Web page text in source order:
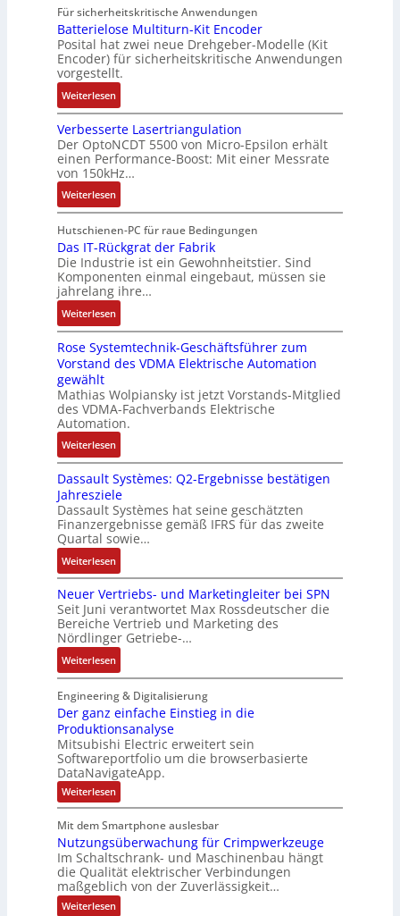
M
L
3
f
ü
r
s
i
c
h
e
r
e
E
n
t
w
i
c
k
l
u
n
g
o
b
o
t
k
,
3
M
i
l
l
i
o
n
e
n
A
r
b
e
i
t
s
k
r
ä
f
t
e
u
t
o
m
a
t
i
o
n
e
x
p
a
n
d
i
e
r
t
f
t
r
a
g
s
e
i
n
g
a
n
g
i
m
M
a
s
c
h
i
n
e
n
-
A
n
l
a
g
e
n
b
a
u
:
P
o
s
i
t
i
v
e
M
o
m
e
n
t
a
Für sicherheitskritische Anwendungen
Batterielose Multiturn-Kit Encoder
Posital hat zwei neue Drehgeber-Modelle (Kit
Encoder) für sicherheitskritische Anwendungen
vorgestellt.
Weiterlesen:
B
a
t
t
e
r
i
e
l
o
s
e
M
u
l
t
t
u
r
n
-
K
i
t
E
n
c
o
d
e
r
Verbesserte Lasertriangulation
Der OptoNCDT 5500 von Micro-Epsilon erhält
einen Performance-Boost: Mit einer Messrate
von 150kHz…
Weiterlesen:
V
e
r
b
e
s
s
e
r
t
L
a
s
e
r
t
r
i
a
n
g
a
t
o
Hutschienen-PC für raue Bedingungen
Das IT-Rückgrat der Fabrik
Die Industrie ist ein Gewohnheitstier. Sind
Komponenten einmal eingebaut, müssen sie
jahrelang ihre…
Weiterlesen:
D
a
s
T
-
R
ü
c
k
g
r
a
t
d
r
F
a
b
k
Rose Systemtechnik-Geschäftsführer zum
Vorstand des VDMA Elektrische Automation
gewählt
Mathias Wolpiansky ist jetzt Vorstands-Mitglied
des VDMA-Fachverbands Elektrische
Automation.
Weiterlesen:
R
o
s
e
S
y
s
t
e
m
t
e
c
h
n
i
k
-
G
e
s
h
ä
f
t
Dassault Systèmes: Q2-Ergebnisse bestätigen
Jahresziele
Dassault Systèmes hat seine geschätzten
Finanzergebnisse gemäß IFRS für das zweite
Quartal sowie…
Weiterlesen:
D
a
s
s
a
u
l
t
S
y
s
t
è
m
s
:
Q
2
-
Neuer Vertriebs- und Marketingleiter bei SPN
Seit Juni verantwortet Max Rossdeutscher die
Bereiche Vertrieb und Marketing des
Nördlinger Getriebe-…
Weiterlesen:
N
e
u
e
r
V
e
r
t
r
i
e
b
s
Engineering & Digitalisierung
Der ganz einfache Einstieg in die
Produktionsanalyse
Mitsubishi Electric erweitert sein
Softwareportfolio um die browserbasierte
DataNavigateApp.
Weiterlesen:
D
r
g
a
n
z
e
i
Mit dem Smartphone auslesbar
Nutzungsüberwachung für Crimpwerkzeuge
Im Schaltschrank- und Maschinenbau hängt
die Qualität elektrischer Verbindungen
maßgeblich von der Zuverlässigkeit…
Weiterlesen: